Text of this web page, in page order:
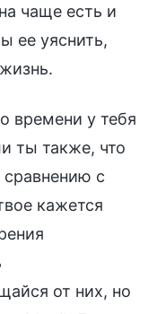
чаще есть и
ее уяснить,
времени у тебя
ты также, что
с
кажется
от них, но